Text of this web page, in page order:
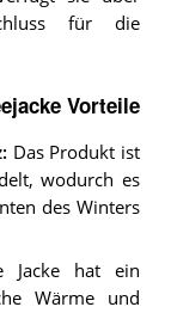
für die
Vorteile
: Das Produkt ist
wodurch es
des Winters
Jacke hat ein
Wärme und